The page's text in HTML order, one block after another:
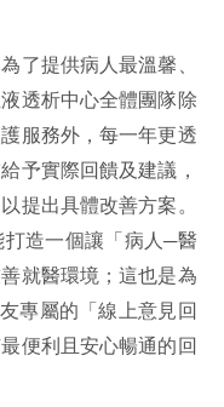
了提供病人最溫馨、
透析中心全體團隊除
服務外，每一年更透
予實際回饋及建議，
提出具體改善方案。
造一個讓「病人─醫
就醫環境；這也是為
專屬的「線上意見回
便利且安心暢通的回